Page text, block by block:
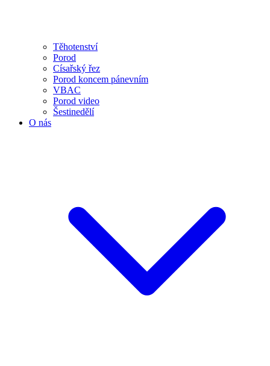
Těhotenství
Porod
Císařský řez
Porod koncem pánevním
VBAC
Porod video
Šestinedělí
O nás